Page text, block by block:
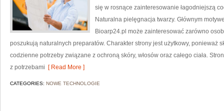
się w rosnące zainteresowanie łagodniejszą
Naturalna pielęgnacja twarzy. Głównym
Bioarp24.pl może zainteresować zarówno
poszukują naturalnych preparatów. Charakter strony jest użytkowy, ponieważ
codzienne potrzeby związane z ochroną skóry, włosów oraz całego ciała.
z potrzebami [ Read More ]
CATEGORIES: NOWE TECHNOLOGIE